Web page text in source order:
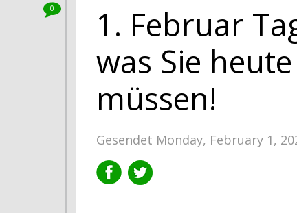
1. Februar
was Sie
müssen!
Gesendet Monday, February 1,
0